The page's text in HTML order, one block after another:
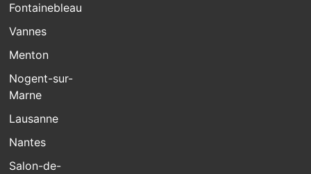
Fontainebleau
Vannes
Menton
Nogent-sur-
Marne
Lausanne
Nantes
Salon-de-